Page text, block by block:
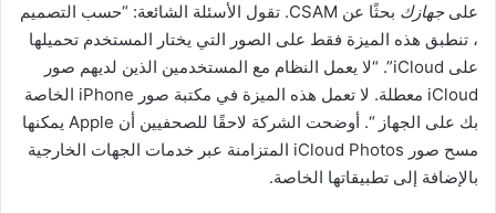
علىجهازك
بحثًا عن CSAM. تقول الأسئلة الشائعة: “حسب التصميم
، تنطبق هذه الميزة فقط على الصور التي يختار المستخدم تحميلها
على iCloud”. “لا يعمل النظام مع المستخدمين الذين لديهم صور
iCloud معطلة. لا تعمل هذه الميزة في مكتبة صور iPhone الخاصة
بك على الجهاز “. أوضحت الشركة لاحقًا للصحفيين أن Apple يمكنها
مسح صور iCloud Photos المتزامنة عبر خدمات الجهات الخارجية
بالإضافة إلى تطبيقاتها الخاصة.